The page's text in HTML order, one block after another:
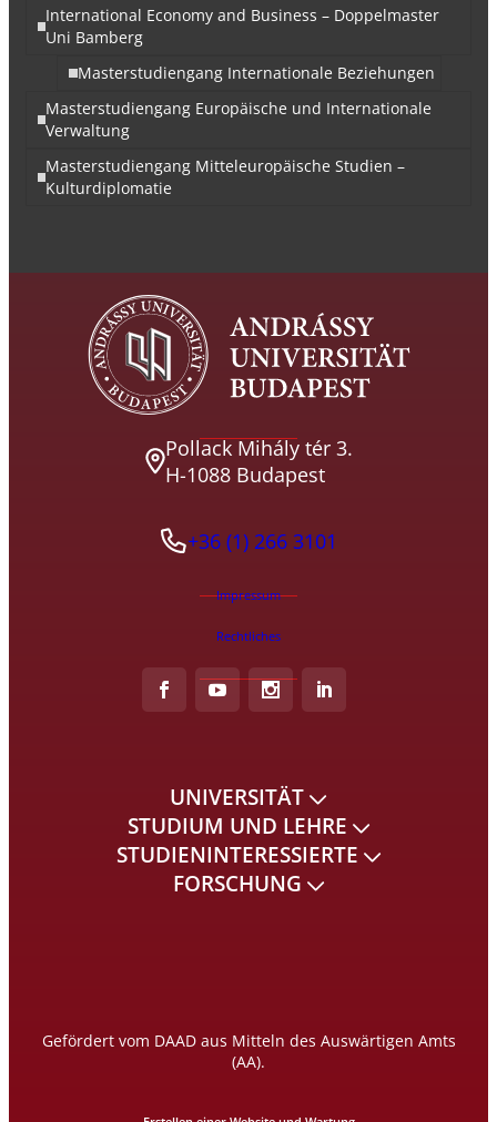
International Economy and Business – Doppelmaster
Uni Bamberg
Masterstudiengang Internationale Beziehungen
Masterstudiengang Europäische und Internationale
Verwaltung
Masterstudiengang Mitteleuropäische Studien –
Kulturdiplomatie
Pollack Mihály tér 3.
H-1088 Budapest
+36 (1) 266 3101
Impressum
Rechtliches
UNIVERSITÄT
STUDIUM UND LEHRE
STUDIENINTERESSIERTE
FORSCHUNG
Gefördert vom DAAD aus Mitteln des Auswärtigen Amts
(AA).